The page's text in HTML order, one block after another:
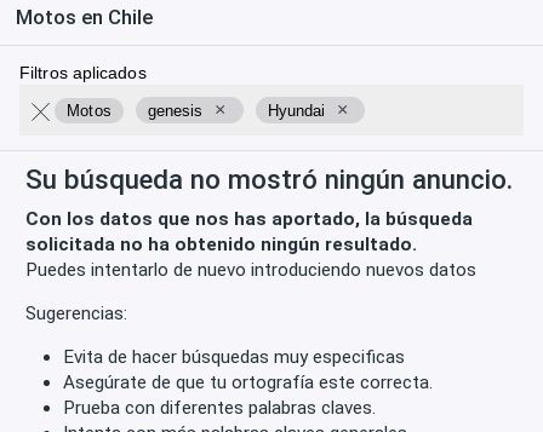
Motos en Chile
Filtros aplicados
Motos genesis × Hyundai ×
Su búsqueda no mostró ningún anuncio.
Con los datos que nos has aportado, la búsqueda
solicitada no ha obtenido ningún resultado.
Puedes intentarlo de nuevo introduciendo nuevos datos
Sugerencias:
Evita de hacer búsquedas muy especificas
Asegúrate de que tu ortografía este correcta.
Prueba con diferentes palabras claves.